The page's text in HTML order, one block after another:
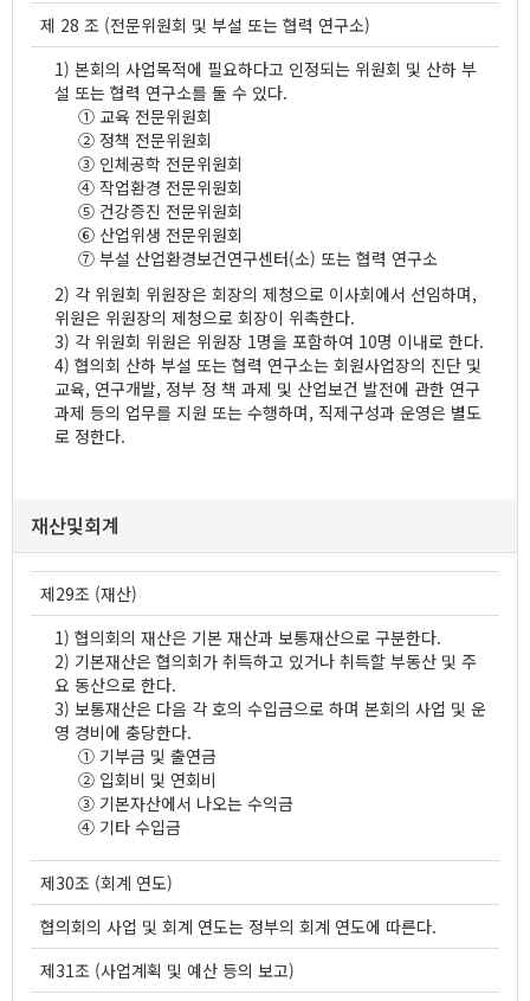
제 28 조 (전문위원회 및 부설 또는 협력 연구소)
1) 본회의 사업목적에 필요하다고 인정되는 위원회 및 산하 부
설 또는 협력 연구소를 둘 수 있다.
① 교육 전문위원회
② 정책 전문위원회
③ 인체공학 전문위원회
④ 작업환경 전문위원회
⑤ 건강증진 전문위원회
⑥ 산업위생 전문위원회
⑦ 부설 산업환경보건연구센터(소) 또는 협력 연구소
2) 각 위원회 위원장은 회장의 제청으로 이사회에서 선임하며,
위원은 위원장의 제청으로 회장이 위촉한다.
3) 각 위원회 위원은 위원장 1명을 포함하여 10명 이내로 한다.
4) 협의회 산하 부설 또는 협력 연구소는 회원사업장의 진단 및
교육, 연구개발, 정부 정 책 과제 및 산업보건 발전에 관한 연구
과제 등의 업무를 지원 또는 수행하며, 직제구성과 운영은 별도
로 정한다.
재산및회계
제29조 (재산)
1) 협의회의 재산은 기본 재산과 보통재산으로 구분한다.
2) 기본재산은 협의회가 취득하고 있거나 취득할 부동산 및 주
요 동산으로 한다.
3) 보통재산은 다음 각 호의 수입금으로 하며 본회의 사업 및 운
영 경비에 충당한다.
① 기부금 및 출연금
② 입회비 및 연회비
③ 기본자산에서 나오는 수익금
④ 기타 수입금
제30조 (회계 연도)
협의회의 사업 및 회계 연도는 정부의 회계 연도에 따른다.
제31조 (사업계획 및 예산 등의 보고)